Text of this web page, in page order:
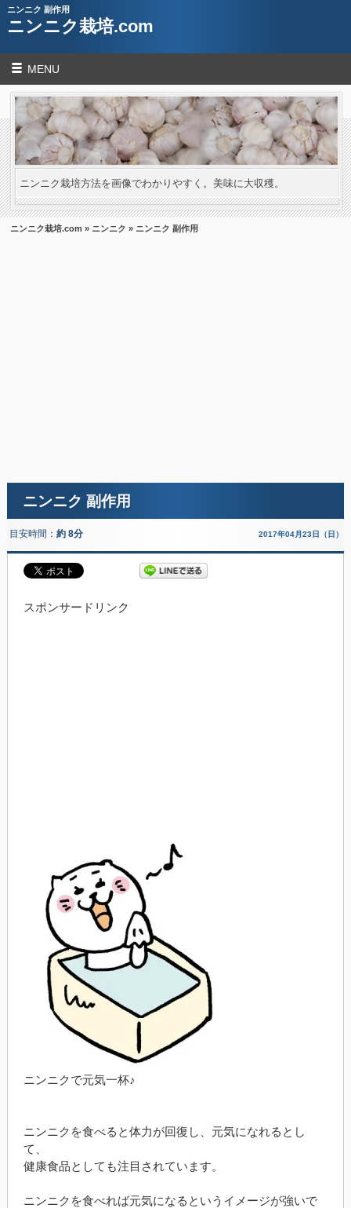
ニンニク 副作用
ニンニク栽培.com
MENU
ニンニク栽培方法を画像でわかりやすく。美味に大収穫。
ニンニク栽培.com » ニンニク » ニンニク 副作用
ニンニク 副作用
目安時間： 約 8分 2017年04月23日（日）
スポンサードリンク
ニンニクで元気一杯♪
ニンニクを食べると体力が回復し、元気になれるとし
て、
健康食品としても注目されています。
ニンニクを食べれば元気になるというイメージが強いで